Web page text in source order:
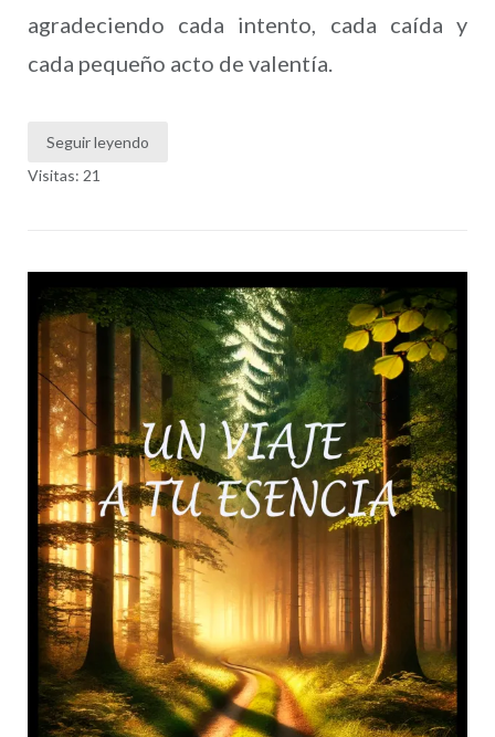
agradeciendo cada intento, cada caída y
cada pequeño acto de valentía.
Seguir leyendo
Visitas: 21